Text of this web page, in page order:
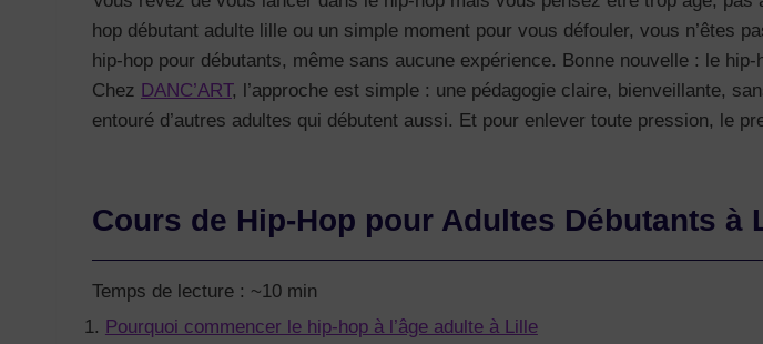
hop débutant adulte lille ou un simple moment pour vous défouler, vous n’êtes
hip-hop pour débutants, même sans aucune expérience. Bonne nouvelle : le
Chez DANC’ART, l’approche est simple : une pédagogie claire, bienveillante,
entouré d’autres adultes qui débutent aussi. Et pour enlever toute pression, le
Cours de Hip-Hop pour Adultes Débutants à
Temps de lecture : ~10 min
Pourquoi commencer le hip-hop à l’âge adulte à Lille